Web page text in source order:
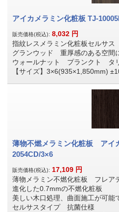
アイカメラミン化粧板 TJ-
販売価格(税込): 8,032 円
指紋レスメラミン化粧板セルサス
グランウッド 重厚感のある空間
ウォールナット プランクト タ
【サイズ】3×6(935×1,850mm)
薄物不燃メラミン化粧板 アイ
2054CD/3×6
販売価格(税込): 17,109 円
薄物メラミン不燃化粧板 フレア
進化した0.7mmの不燃化粧板
美しい木口処理、曲面施工が可能
セルサスタイプ 抗菌仕様